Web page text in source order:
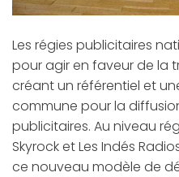
Les régies publicitaires
pour agir en faveur de la
créant un référentiel et
commune pour la
publicitaires. Au niveau
Skyrock et Les Indés
ce nouveau modèle de